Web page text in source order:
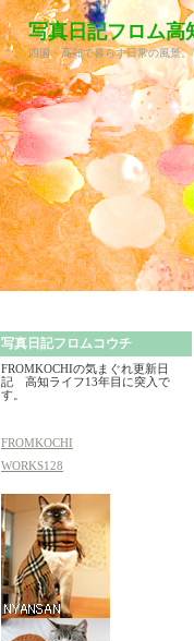
写真日記フロム
四国・高知で暮らす日常の風景
写真日記フロムコウチ
FROMKOCHIの気まぐれ更新日
記 高知ライフ13年目に突入で
す。
FROMKOCHI
WORKS128